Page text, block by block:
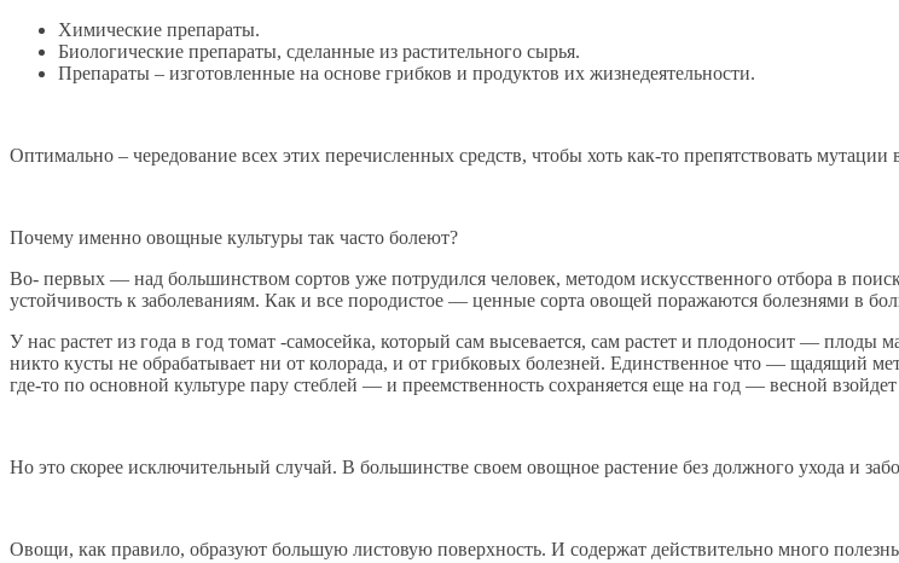
Химические препараты.
Биологические препараты, сделанные из растительного сырья.
Препараты – изготовленные на основе грибков и продуктов их жизнедеятельности.
Оптимально – чередование всех этих перечисленных средств, чтобы хоть как-то препятствовать мутации
Почему именно овощные культуры так часто болеют?
Во- первых — над большинством сортов уже потрудился человек, методом искусственного отбора в
устойчивость к заболеваниям. Как и все породистое — ценные сорта овощей поражаются болезнями в
У нас растет из года в год томат -самосейка, который сам высевается, сам растет и плодоносит —
никто кусты не обрабатывает ни от колорада, и от грибковых болезней. Единственное что — щадящий
где-то по основной культуре пару стеблей — и преемственность сохраняется еще на год — весной
Но это скорее исключительный случай. В большинстве своем овощное растение без должного ухода и
Овощи, как правило, образуют большую листовую поверхность. И содержат действительно много